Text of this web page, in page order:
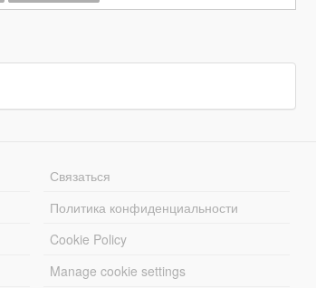
Связаться
Политика конфиденциальности
Cookie Policy
Manage cookie settings